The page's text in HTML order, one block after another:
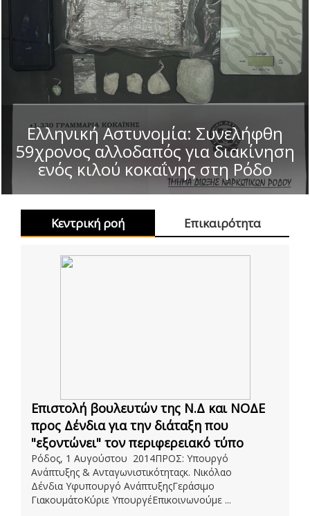
Ελληνική Αστυνομία: Συνελήφθη
59χρονος αλλοδαπός για διακίνηση
ενός κιλού κοκαΐνης στη Ρόδο
Κεντρική ροή Επικαιρότητα
Επιστολή βουλευτών της Ν.Δ και ΝΟΔΕ
προς Δένδια για την διάταξη που
"εξοντώνει" τον περιφερειακό τύπο
Ρόδος, 1 Αυγούστου 2014ΠΡΟΣ: Υπουργό
Ανάπτυξης & Ανταγωνιστικότηταςκ. Νικόλαο
Δένδια Υφυπουργό ΑνάπτυξηςΓεράσιμο
ΓιακουμάτοΚύριε ΥπουργέΕπικοινωνούμε ...